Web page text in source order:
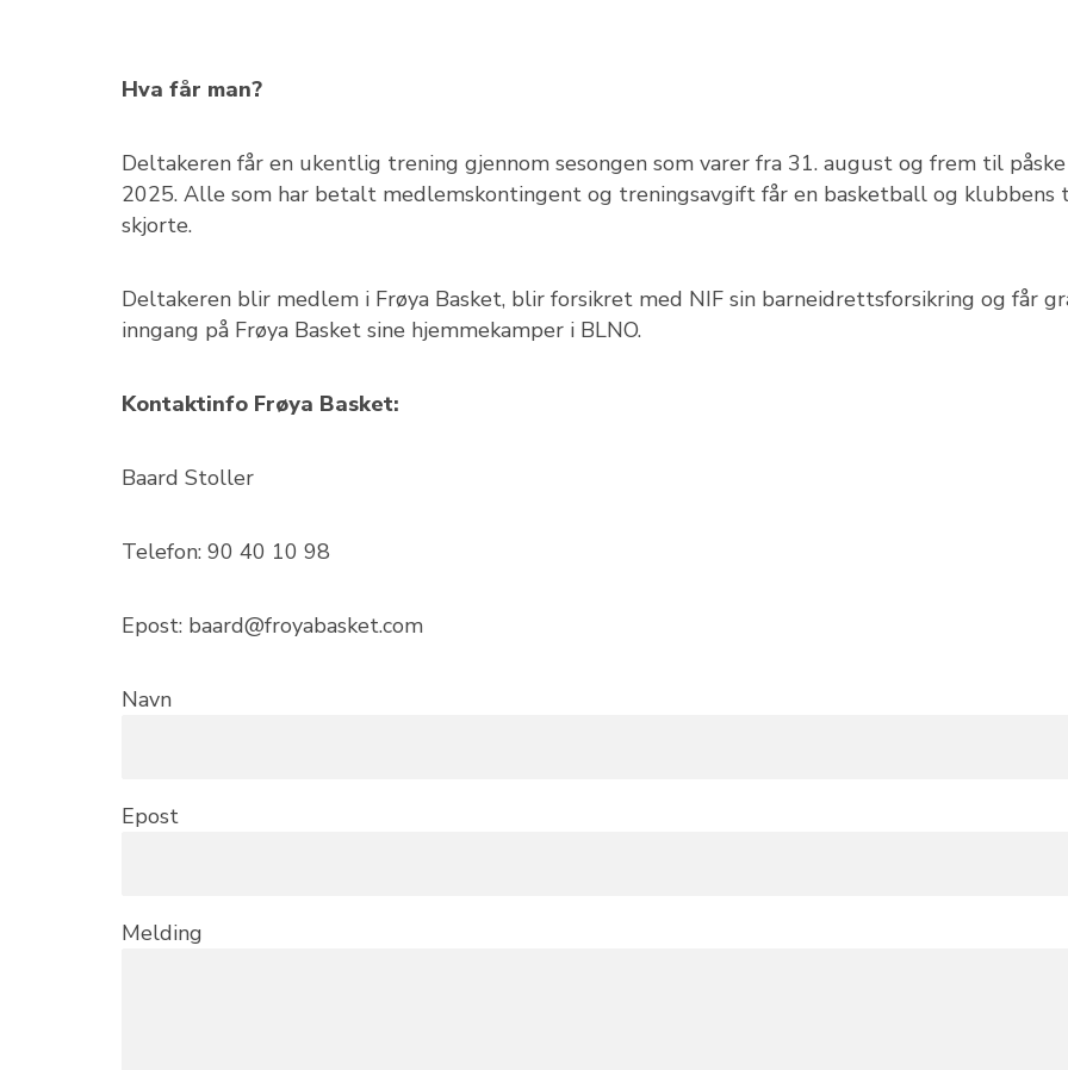
Hva får man?
Deltakeren får en ukentlig trening gjennom sesongen som varer fra 31. august og frem til påske
2025. Alle som har betalt medlemskontingent og treningsavgift får en basketball og klubbens
skjorte.
Deltakeren blir medlem i Frøya Basket, blir forsikret med NIF sin barneidrettsforsikring og får
inngang på Frøya Basket sine hjemmekamper i BLNO.
Kontaktinfo Frøya Basket:
Baard Stoller
Telefon: 90 40 10 98
Epost: baard@froyabasket.com
Navn
Epost
Melding